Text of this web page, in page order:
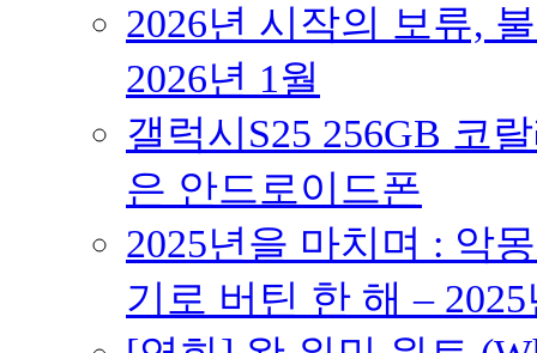
2026년 시작의 보류,
2026년 1월
갤럭시S25 256GB 코
은 안드로이드폰
2025년을 마치며 : 악
기로 버틴 한 해 –